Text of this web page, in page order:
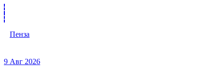
Пенза
9 Авг 2026